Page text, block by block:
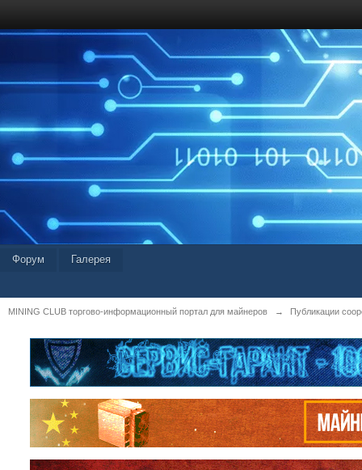
Форум Галерея
MINING CLUB торгово-информационный портал для майнеров → Публикации